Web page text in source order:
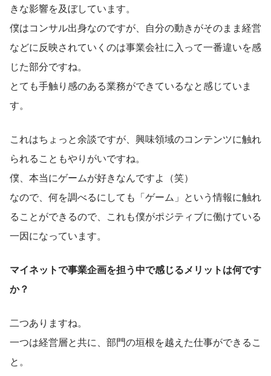
きな影響を及ぼしています。
僕はコンサル出身なのですが、自分の動きがそのまま経営
などに反映されていくのは事業会社に入って一番違いを感
じた部分ですね。
とても手触り感のある業務ができているなと感じていま
す。
これはちょっと余談ですが、興味領域のコンテンツに触れ
られることもやりがいですね。
僕、本当にゲームが好きなんですよ（笑）
なので、何を調べるにしても「ゲーム」という情報に触れ
ることができるので、これも僕がポジティブに働けている
一因になっています。
マイネットで事業企画を担う中で感じるメリットは何です
か？
二つありますね。
一つは経営層と共に、部門の垣根を越えた仕事ができるこ
と。